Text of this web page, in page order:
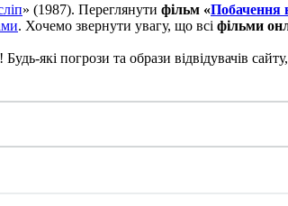
» (1987). Переглянути фільм «Побачення
. Хочемо звернути увагу, що всі фільми
які погрози та образи відвідувачів